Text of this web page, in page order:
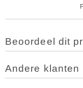
Beoordeel dit
Andere klanten